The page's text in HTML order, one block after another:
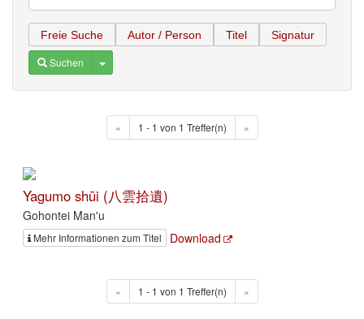
Freie Suche Autor / Person Titel Signatur
Suchen Toggle Dropdown
« 1 - 1 von 1 Treffer(n) »
Yagumo shūi (八雲拾遺)
Gohontei Man'u
Mehr Informationen zum Titel Download
« 1 - 1 von 1 Treffer(n) »